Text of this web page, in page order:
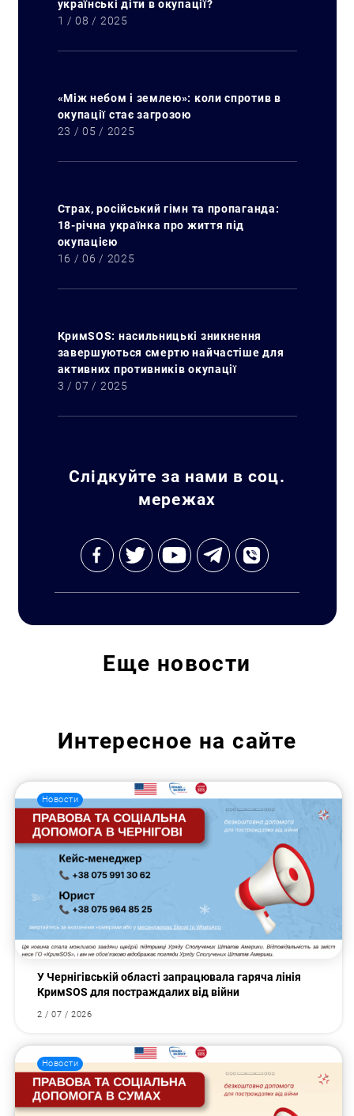
українські діти в окупації?
1 / 08 / 2025
«Між небом і землею»: коли спротив в
окупації стає загрозою
23 / 05 / 2025
Страх, російський гімн та пропаганда:
18-річна українка про життя під
окупацією
16 / 06 / 2025
КримSOS: насильницькі зникнення
завершуються смертю найчастіше для
активних противників окупації
3 / 07 / 2025
Слідкуйте за нами в соц.
мережах
Еще новости
Интересное на сайте
Новости
У Чернігівській області запрацювала гаряча лінія
КримSOS для постраждалих від війни
2 / 07 / 2026
Новости